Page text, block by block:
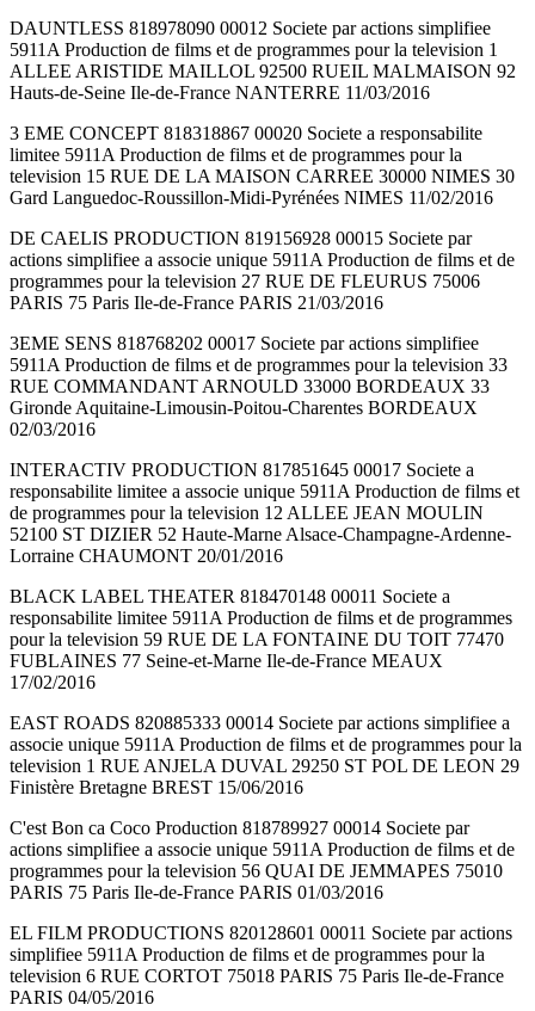
DAUNTLESS 818978090 00012 Societe par actions simplifiee
5911A Production de films et de programmes pour la television 1
ALLEE ARISTIDE MAILLOL 92500 RUEIL MALMAISON 92
Hauts-de-Seine Ile-de-France NANTERRE 11/03/2016
3 EME CONCEPT 818318867 00020 Societe a responsabilite
limitee 5911A Production de films et de programmes pour la
television 15 RUE DE LA MAISON CARREE 30000 NIMES 30
Gard Languedoc-Roussillon-Midi-Pyrénées NIMES 11/02/2016
DE CAELIS PRODUCTION 819156928 00015 Societe par
actions simplifiee a associe unique 5911A Production de films et de
programmes pour la television 27 RUE DE FLEURUS 75006
PARIS 75 Paris Ile-de-France PARIS 21/03/2016
3EME SENS 818768202 00017 Societe par actions simplifiee
5911A Production de films et de programmes pour la television 33
RUE COMMANDANT ARNOULD 33000 BORDEAUX 33
Gironde Aquitaine-Limousin-Poitou-Charentes BORDEAUX
02/03/2016
INTERACTIV PRODUCTION 817851645 00017 Societe a
responsabilite limitee a associe unique 5911A Production de films et
de programmes pour la television 12 ALLEE JEAN MOULIN
52100 ST DIZIER 52 Haute-Marne Alsace-Champagne-Ardenne-
Lorraine CHAUMONT 20/01/2016
BLACK LABEL THEATER 818470148 00011 Societe a
responsabilite limitee 5911A Production de films et de programmes
pour la television 59 RUE DE LA FONTAINE DU TOIT 77470
FUBLAINES 77 Seine-et-Marne Ile-de-France MEAUX
17/02/2016
EAST ROADS 820885333 00014 Societe par actions simplifiee a
associe unique 5911A Production de films et de programmes pour la
television 1 RUE ANJELA DUVAL 29250 ST POL DE LEON 29
Finistère Bretagne BREST 15/06/2016
C'est Bon ca Coco Production 818789927 00014 Societe par
actions simplifiee a associe unique 5911A Production de films et de
programmes pour la television 56 QUAI DE JEMMAPES 75010
PARIS 75 Paris Ile-de-France PARIS 01/03/2016
EL FILM PRODUCTIONS 820128601 00011 Societe par actions
simplifiee 5911A Production de films et de programmes pour la
television 6 RUE CORTOT 75018 PARIS 75 Paris Ile-de-France
PARIS 04/05/2016